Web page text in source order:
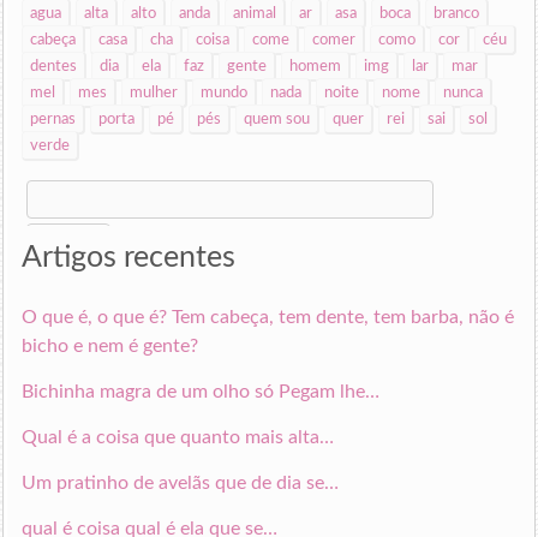
agua alta alto anda animal ar asa boca
branco
cabeça
casa cha coisa come comer como cor
céu
dentes
dia ela faz gente homem img lar
mar
mel
mes mulher mundo nada noite nome
nunca
pernas
porta pé pés quem sou quer rei sai
sol
verde
Search
for:
Artigos recentes
O que é, o que é? Tem cabeça, tem dente, tem barba, não é
bicho e nem é gente?
Bichinha magra de um olho só Pegam lhe…
Qual é a coisa que quanto mais alta…
Um pratinho de avelãs que de dia se…
qual é coisa qual é ela que se…